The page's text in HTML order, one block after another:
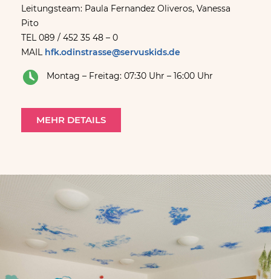
Leitungsteam: Paula Fernandez Oliveros, Vanessa
Pito
TEL 089 / 452 35 48 – 0
MAIL hfk.odinstrasse@servuskids.de
Montag – Freitag: 07:30 Uhr – 16:00 Uhr
MEHR DETAILS